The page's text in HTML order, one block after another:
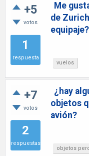
+5
votos
1
respuesta
Me
de
equipaje?
vuelos
+7
votos
2
respuestas
¿hay
objetos
avión?
objetos